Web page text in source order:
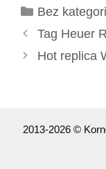
Kategorie
Bez
Tag Heuer
Hot replica
2013-2026 ©